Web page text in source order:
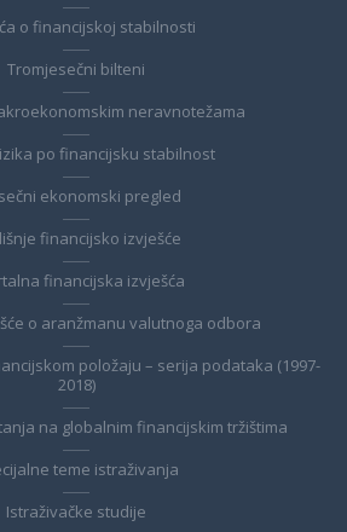
o financijskoj stabilnosti
Tromjesečni bilteni
neravnotežama
po financijsku stabilnost
ekonomski pregled
financijsko izvješće
financijska izvješća
o aranžmanu valutnoga odbora
položaju – serija podataka (1997-
2018)
na globalnim financijskim tržištima
teme istraživanja
Istraživačke studije